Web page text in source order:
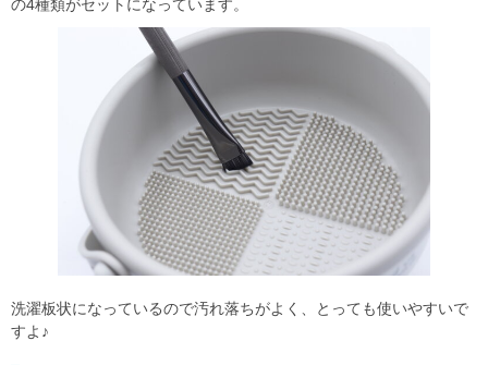
の4種類がセットになっています。
洗濯板状になっているので汚れ落ちがよく、とっても使いやすいで
すよ♪